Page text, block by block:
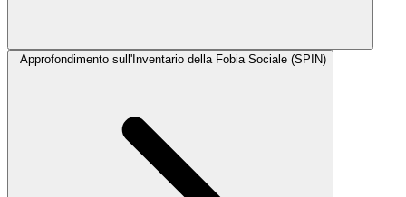
Approfondimento sull'Inventario della Fobia Sociale (SPIN)